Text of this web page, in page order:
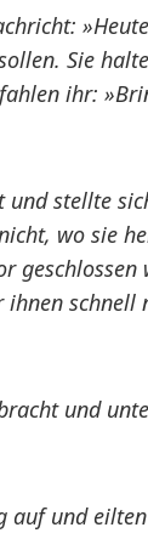
Sie
ihr:
stellte
wo sie
ihnen
und
auf und